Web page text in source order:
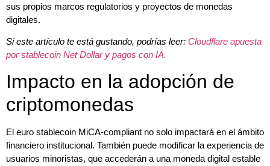
sus propios marcos regulatorios y proyectos de monedas
digitales.
Si este artículo te está gustando, podrías leer: Cloudflare apuesta
por stablecoin Net Dollar y pagos con IA.
Impacto en la adopción de
criptomonedas
El euro stablecoin MiCA-compliant no solo impactará en el ámbito
financiero institucional. También puede modificar la experiencia de
usuarios minoristas, que accederán a una moneda digital estable